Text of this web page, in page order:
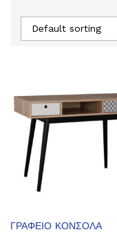
Default sorting
ΓΡΑΦΕΙΟ ΚΟΝΣΟΛΑ